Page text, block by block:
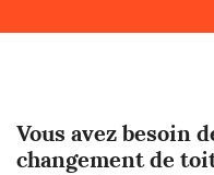
Vous avez besoin
changement de